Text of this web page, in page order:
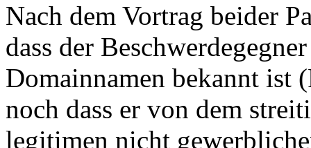
Nach dem Vortrag beider
dass der
Domainnamen bekannt ist
noch dass er von dem
legitimen nicht